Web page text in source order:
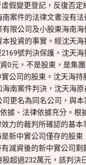
假變更登記，反復否
案件的法律文書沒有
限公司及小股東海南
投資的事實。經沈天
號判決保護，沈天
0元，不是股東，是集
公司的股東。沈天海
南案件判決，沈天海
更名為同名公司，與
據、法律依據充分。
力的裁判所確認的基
新中實公司僅存的股
減資後的新中實公司剩
超過232萬元，該判